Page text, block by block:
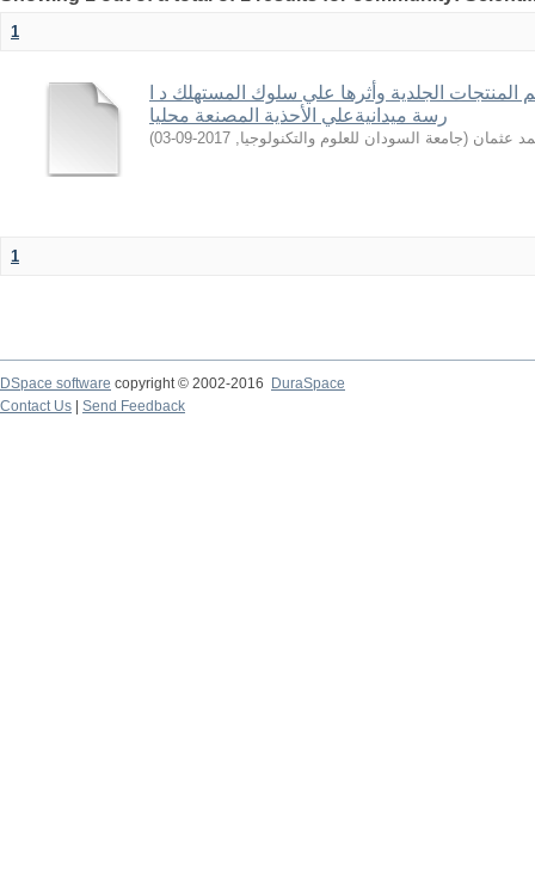
1
المنتجات الجلدیة وأثرها علي سلوك المستهلك د ا
رسة میدانیةعلي الأحذیة المصنعة محلیا
عثمان (جامعة السودان للعلوم والتكنولوجيا,
2017-09-03
)
1
DSpace software copyright © 2002-2016
DuraSpace
Contact Us
Send Feedback